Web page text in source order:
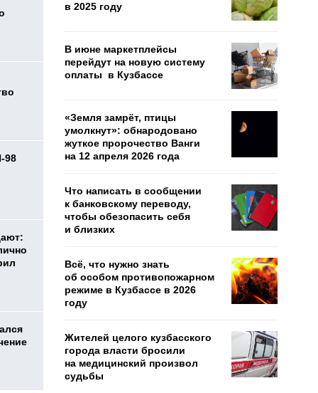
98
в 2025 году
В июне маркетплейсы
перейдут на новую систему
оплаты в Кузбассе
«Земля замрёт, птицы
умолкнут»: обнародовано
жуткое пророчество Ванги
на 12 апреля 2026 года
Что написать в сообщении
к банковскому переводу,
чтобы обезопасить себя
и близких
Всё, что нужно знать
об особом противопожарном
режиме в Кузбассе в 2026
году
Жителей целого кузбасского
города власти бросили
на медицинский произвол
судьбы